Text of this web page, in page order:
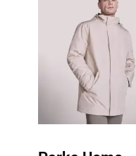
di